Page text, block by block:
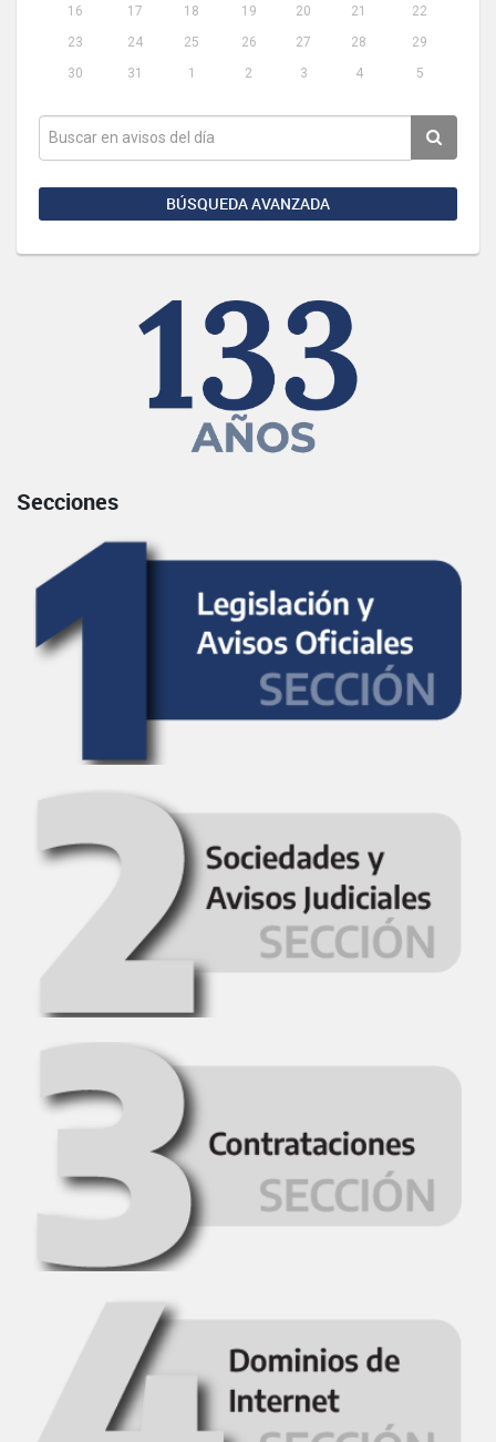
16
17 18 19 20 21
22
23
24 25 26 27 28
29
30
31 1 2 3 4 5
BÚSQUEDA AVANZADA
Secciones